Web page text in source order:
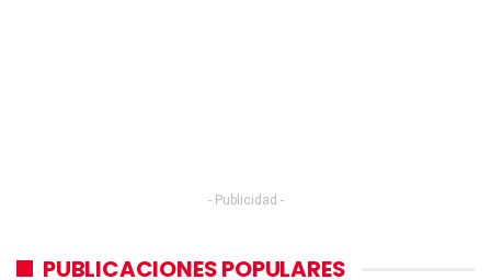
- Publicidad -
PUBLICACIONES POPULARES